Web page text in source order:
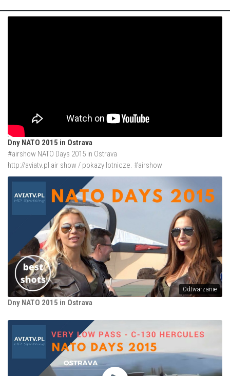
Dny NATO 2015 in Ostrava
#airshow NATO Days 2015 in Ostrava
http://aviatv.pl air show / pokazy lotnicze. #airshow
Odtwarzanie
Dny NATO 2015 in Ostrava